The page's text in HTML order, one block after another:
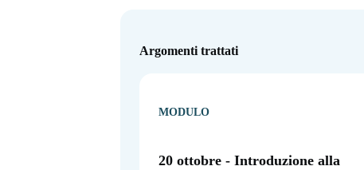
Argomenti trattati
MODULO
20 ottobre - Introduzione alla